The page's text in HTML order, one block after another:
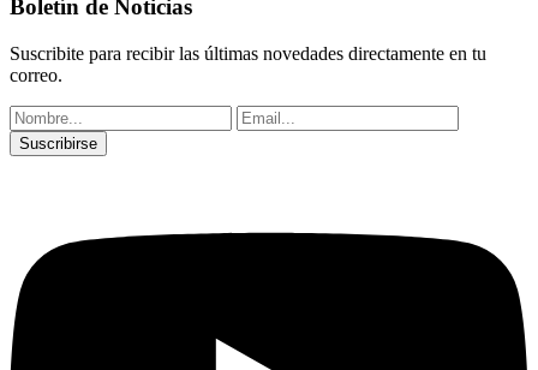
Boletín de Noticias
Suscribite para recibir las últimas novedades directamente en tu
correo.
Suscribirse